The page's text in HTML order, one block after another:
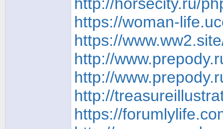
http://horsecity.ru/
https://woman-
https://
http://
http://
http://
https://